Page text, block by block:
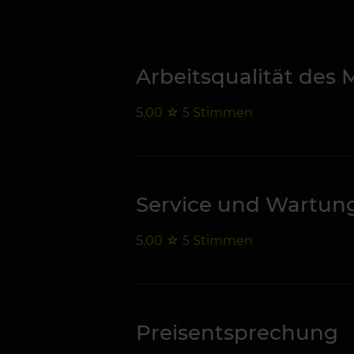
Arbeitsqualität des
5,00 ☆ 5 Stimmen
Service und
5,00 ☆ 5 Stimmen
Preisentsprechung